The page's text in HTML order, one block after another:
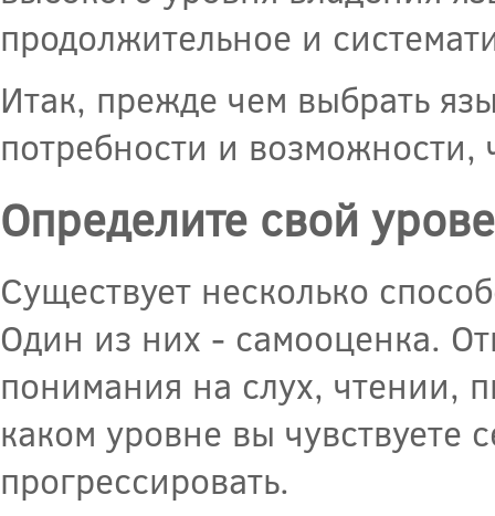
продолжительное и
Итак, прежде чем выбрать
потребности и
Определите свой
Существует несколько
Один из них - самооценка.
понимания на слух, чтении,
каком уровне вы чувствуете
прогрессировать.